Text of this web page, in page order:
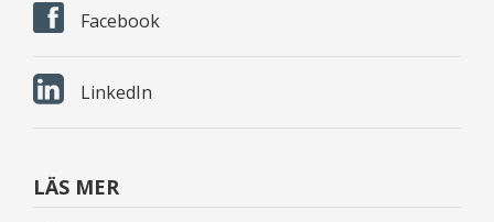
Facebook
LinkedIn
LÄS MER